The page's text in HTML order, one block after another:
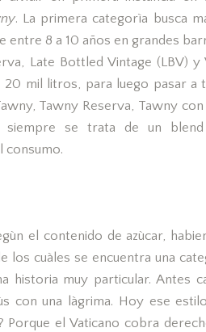
. La primera categorìa busca
entre 8 a 10 años en grandes
Late Bottled Vintage (LBV) y
mil litros, para luego pasar a
Tawny Reserva, Tawny
siempre se trata de un
consumo.
el contenido de azùcar,
cuàles se encuentra una
historia muy particular. Antes
con una làgrima. Hoy ese
Porque el Vaticano cobra